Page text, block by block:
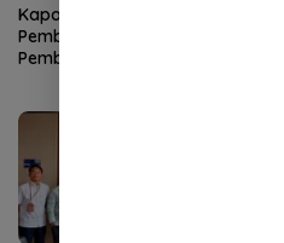
Kapolda Aceh Tutup
Pembinaan Tradisi dan
Pembaretan 65 Bintara